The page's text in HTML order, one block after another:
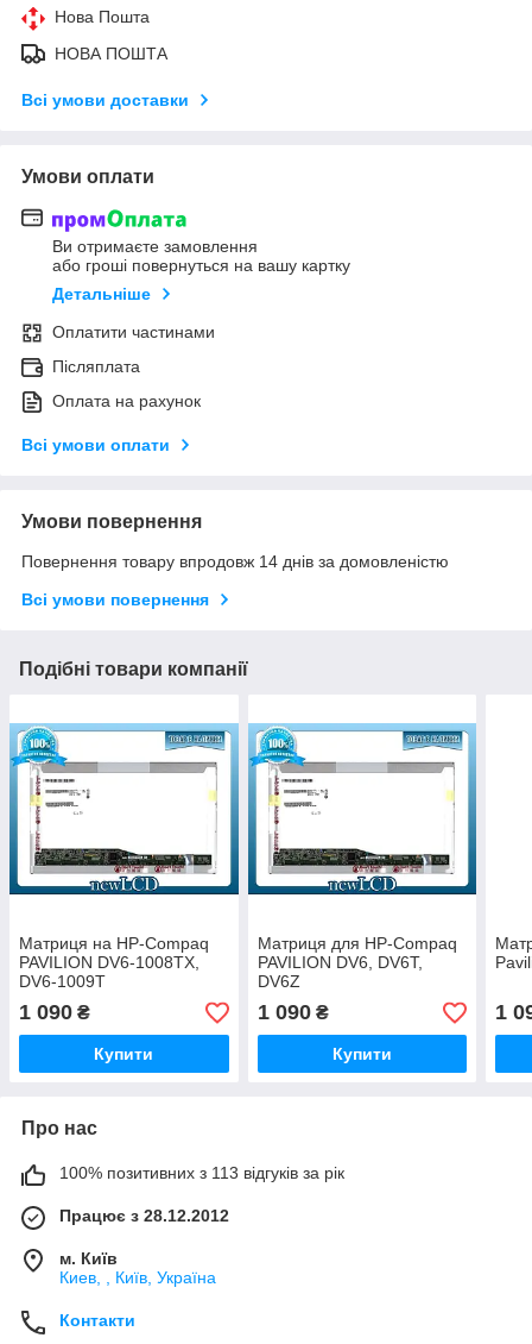
Нова Пошта
НОВА ПОШТА
Всі умови доставки
Умови оплати
Ви отримаєте замовлення
або гроші повернуться на вашу картку
Детальніше
Оплатити частинами
Післяплата
Оплата на рахунок
Всі умови оплати
Умови повернення
Повернення товару впродовж 14 днів за домовленістю
Всі умови повернення
Подібні товари компанії
Матриця на HP-Compaq
PAVILION DV6-1008TX,
DV6-1009T
1 090 ₴
Купити
Матриця для HP-Compaq
PAVILION DV6, DV6T,
DV6Z
1 090₴
Купити
1
Про нас
100% позитивних з 113 відгуків за рік
Працює з 28.12.2012
м. Київ
Киев, , Київ, Україна
Контакти